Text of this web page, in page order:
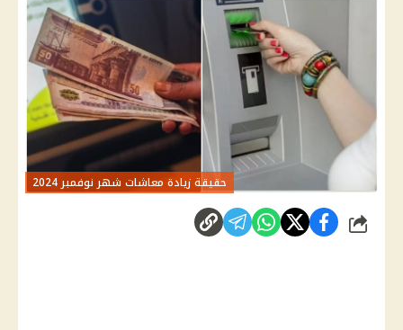
حقيقة زيادة معاشات شهر نوفمبر 2024
شارك